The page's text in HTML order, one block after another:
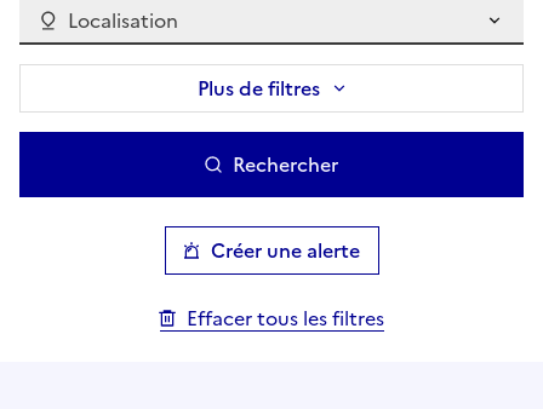
Localisation
Plus de filtres
Rechercher
Créer une alerte
Effacer tous les filtres